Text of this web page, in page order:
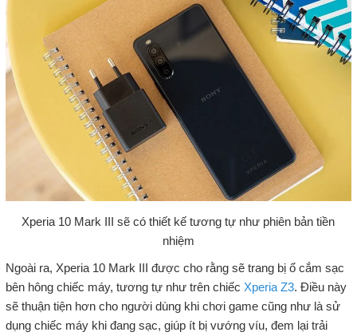
Xperia 10 Mark III sẽ có thiết kế tương tự như phiên bản tiền
nhiệm
Ngoài ra, Xperia 10 Mark III được cho rằng sẽ trang bị ổ cắm sạc
bên hông chiếc máy, tương tự như trên chiếc Xperia Z3. Điều này
sẽ thuận tiện hơn cho người dùng khi chơi game cũng như là sử
dụng chiếc máy khi đang sạc, giúp ít bị vướng víu, đem lại trải